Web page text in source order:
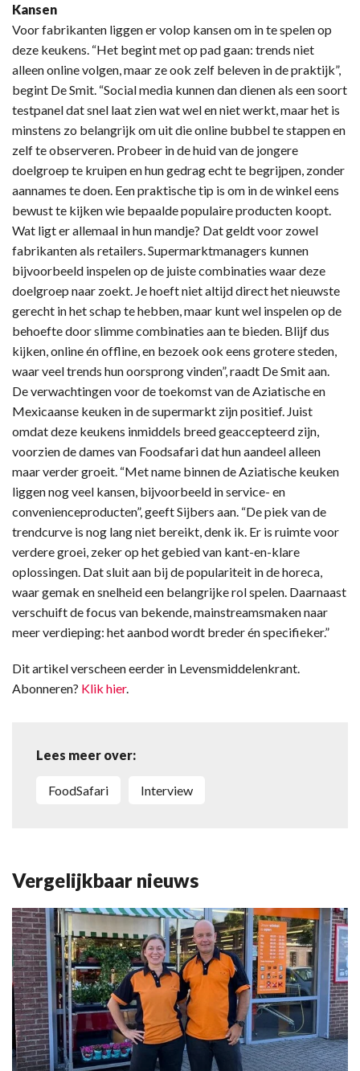
Kansen
Voor fabrikanten liggen er volop kansen om in te spelen op
deze keukens. “Het begint met op pad gaan: trends niet
alleen online volgen, maar ze ook zelf beleven in de praktijk”,
begint De Smit. “Social media kunnen dan dienen als een soort
testpanel dat snel laat zien wat wel en niet werkt, maar het is
minstens zo belangrijk om uit die online bubbel te stappen en
zelf te observeren. Probeer in de huid van de jongere
doelgroep te kruipen en hun gedrag echt te begrijpen, zonder
aannames te doen. Een praktische tip is om in de winkel eens
bewust te kijken wie bepaalde populaire producten koopt.
Wat ligt er allemaal in hun mandje? Dat geldt voor zowel
fabrikanten als retailers. Supermarktmanagers kunnen
bijvoorbeeld inspelen op de juiste combinaties waar deze
doelgroep naar zoekt. Je hoeft niet altijd direct het nieuwste
gerecht in het schap te hebben, maar kunt wel inspelen op de
behoefte door slimme combinaties aan te bieden. Blijf dus
kijken, online én offline, en bezoek ook eens grotere steden,
waar veel trends hun oorsprong vinden”, raadt De Smit aan.
De verwachtingen voor de toekomst van de Aziatische en
Mexicaanse keuken in de supermarkt zijn positief. Juist
omdat deze keukens inmiddels breed geaccepteerd zijn,
voorzien de dames van Foodsafari dat hun aandeel alleen
maar verder groeit. “Met name binnen de Aziatische keuken
liggen nog veel kansen, bijvoorbeeld in service- en
convenienceproducten”, geeft Sijbers aan. “De piek van de
trendcurve is nog lang niet bereikt, denk ik. Er is ruimte voor
verdere groei, zeker op het gebied van kant-en-klare
oplossingen. Dat sluit aan bij de populariteit in de horeca,
waar gemak en snelheid een belangrijke rol spelen. Daarnaast
verschuift de focus van bekende, mainstreamsmaken naar
meer verdieping: het aanbod wordt breder én specifieker.”
Dit artikel verscheen eerder in Levensmiddelenkrant.
Abonneren? Klik hier.
Lees meer over:
FoodSafari Interview
Vergelijkbaar nieuws